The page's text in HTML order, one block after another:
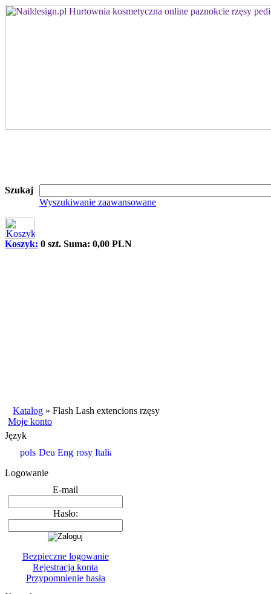
Szukaj
Wyszukiwanie zaawansowane
Koszyk: 0 szt. Suma: 0,00 PLN
Katalog » Flash Lash extencions rzęsy
Moje konto
Język
Logowanie
E-mail
Hasło:
Bezpieczne logowanie
Rejestracja konta
Przypomnienie hasła